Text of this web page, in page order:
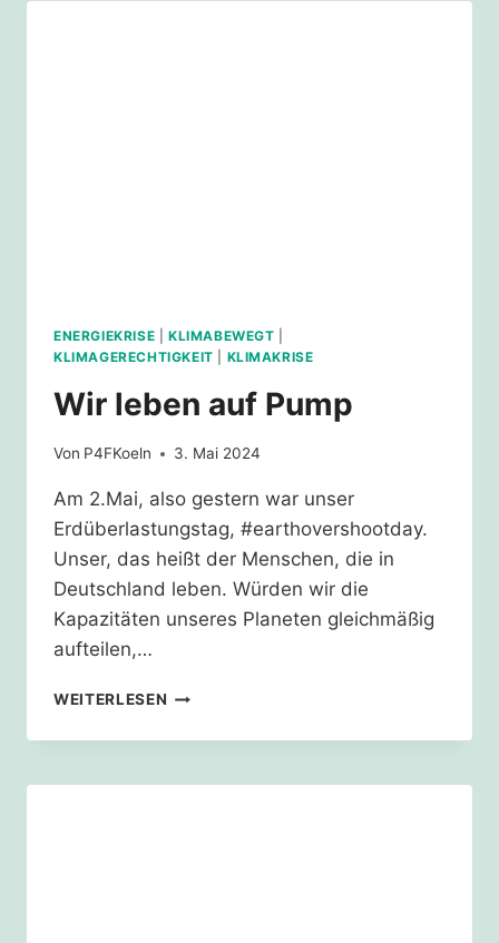
PLANET!“
ENERGIEKRISE KLIMABEWEGT
KLIMAGERECHTIGKEIT
KLIMAKRISE
Wir leben auf Pump
Von P4FKoeln 3. Mai 2024
Am 2.Mai, also gestern war unser
Erdüberlastungstag, #earthovershootday.
Unser, das heißt der Menschen, die in
Deutschland leben. Würden wir die
Kapazitäten unseres Planeten gleichmäßig
aufteilen,…
WEITERLESEN WIR
AUF